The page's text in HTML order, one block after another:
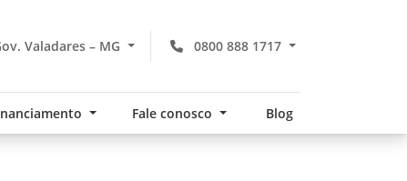
0800 888 1717
Valadares – MG
Fale conosco Blog